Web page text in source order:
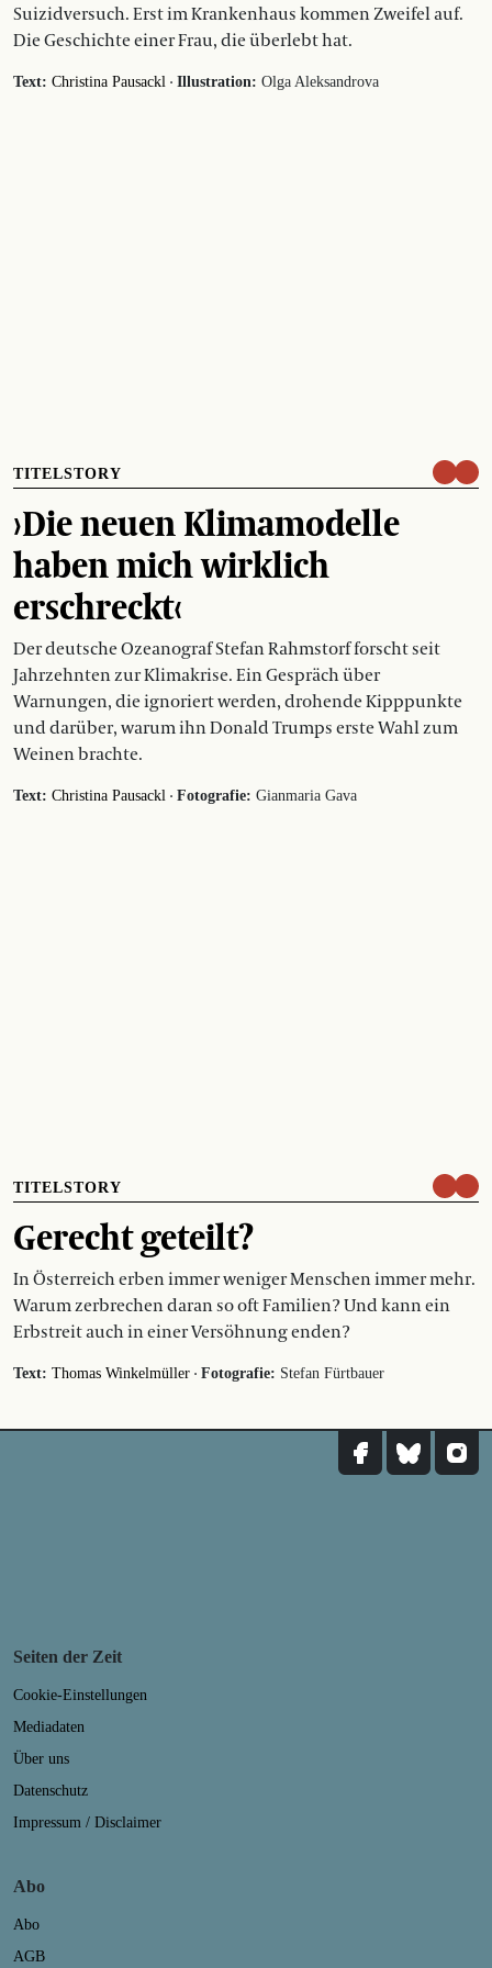
Suizidversuch. Erst im Krankenhaus kommen Zweifel auf.
Die Geschichte einer Frau, die überlebt hat.
Text: Christina Pausackl · Illustration: Olga Aleksandrova
TITELSTORY
›Die neuen Klimamodelle
haben mich wirklich
erschreckt‹
Der deutsche Ozeanograf Stefan Rahmstorf forscht seit
Jahrzehnten zur Klimakrise. Ein Gespräch über
Warnungen, die ignoriert werden, drohende Kipppunkte
und darüber, warum ihn Donald Trumps erste Wahl zum
Weinen brachte.
Text: Christina Pausackl · Fotografie: Gianmaria Gava
TITELSTORY
Gerecht geteilt?
In Österreich erben immer weniger Menschen immer mehr.
Warum zerbrechen daran so oft Familien? Und kann ein
Erbstreit auch in einer Versöhnung enden?
Text: Thomas Winkelmüller · Fotografie: Stefan Fürtbauer
Seiten der Zeit
Cookie-Einstellungen
Mediadaten
Über uns
Datenschutz
Impressum / Disclaimer
Abo
Abo
AGB